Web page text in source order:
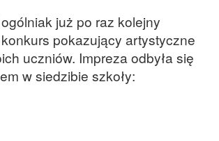
już po raz kolejny
pokazujący artystyczne
uczniów. Impreza odbyła się
w siedzibie szkoły: